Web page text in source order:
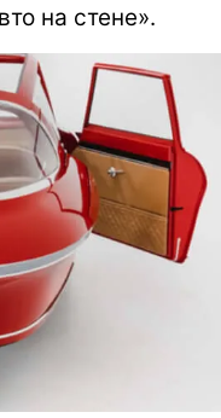
на стене».